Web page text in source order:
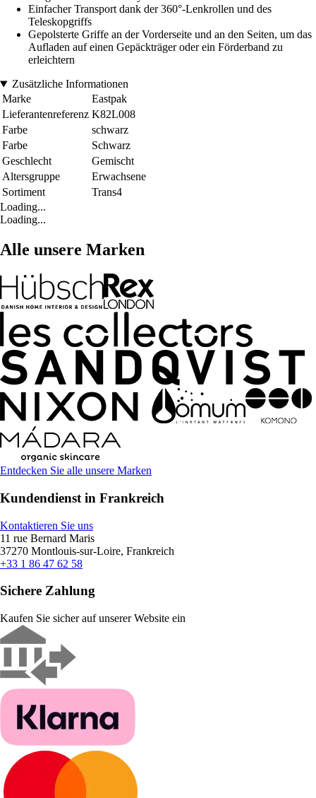
Einfacher Transport dank der 360°-Lenkrollen und des
Teleskopgriffs
Gepolsterte Griffe an der Vorderseite und an den Seiten, um das
Aufladen auf einen Gepäckträger oder ein Förderband zu
erleichtern
Zusätzliche Informationen
Marke
Eastpak
Lieferantenreferenz K82L008
Farbe
schwarz
Farbe
Schwarz
Geschlecht
Gemischt
Altersgruppe
Erwachsene
Sortiment
Trans4
Loading...
Loading...
Alle unsere Marken
Entdecken Sie alle unsere Marken
Kundendienst in Frankreich
Kontaktieren Sie uns
11 rue Bernard Maris
37270 Montlouis-sur-Loire, Frankreich
+33 1 86 47 62 58
Sichere Zahlung
Kaufen Sie sicher auf unserer Website ein